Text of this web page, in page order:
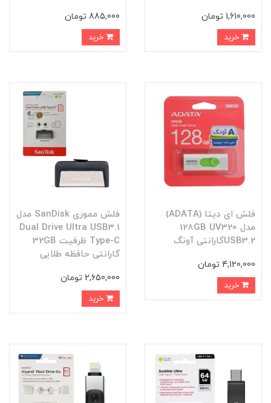
1,610,000 تومان
885,000 تومان
فلش ای دیتا (ADATA)
مدل 128GB UV320
USB3.2گارانتی آونگ
4,120,000 تومان
فلش مموری SanDisk مدل
Dual Drive Ultra USB3.1
Type-C ظرفیت 32GB
گارانتی حافظه طلایی
2,650,000 تومان